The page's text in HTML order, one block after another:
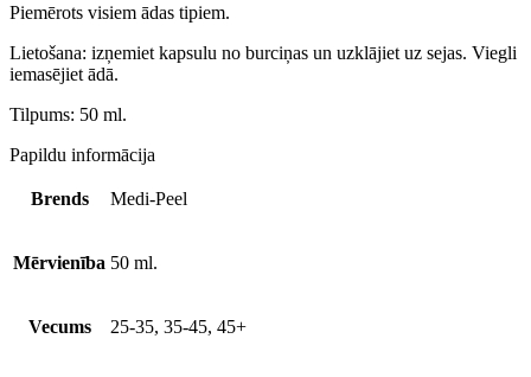
Piemērots visiem ādas tipiem.
Lietošana: izņemiet kapsulu no burciņas un uzklājiet uz sejas. Viegli
iemasējiet ādā.
Tilpums: 50 ml.
Papildu informācija
Brends Medi-Peel
Mērvienība 50 ml.
Vecums 25-35, 35-45, 45+